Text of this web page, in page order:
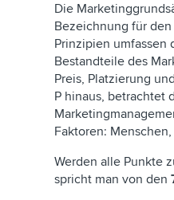
Die
Bezeichnung für
Prinzipien umfassen
Bestandteile des
Preis, Platzierung
P hinaus, betrachtet
Faktoren:
Werden alle Punkte
spricht man von den